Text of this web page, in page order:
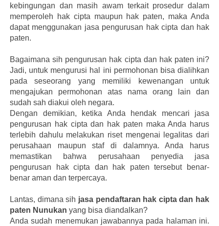
kebingungan dan masih awam terkait prosedur dalam
memperoleh hak cipta maupun hak paten, maka Anda
dapat menggunakan jasa pengurusan hak cipta dan hak
paten.
Bagaimana sih pengurusan hak cipta dan hak paten ini?
Jadi, untuk mengurusi hal ini permohonan bisa dialihkan
pada seseorang yang memiliki kewenangan untuk
mengajukan permohonan atas nama orang lain dan
sudah sah diakui oleh negara.
Dengan demikian, ketika Anda hendak mencari jasa
pengurusan hak cipta dan hak paten maka Anda harus
terlebih dahulu melakukan riset mengenai legalitas dari
perusahaan maupun staf di dalamnya. Anda harus
memastikan bahwa perusahaan penyedia jasa
pengurusan hak cipta dan hak paten tersebut benar-
benar aman dan terpercaya.
Lantas, dimana sih jasa pendaftaran hak cipta dan hak
paten Nunukan yang bisa diandalkan?
Anda sudah menemukan jawabannya pada halaman ini.